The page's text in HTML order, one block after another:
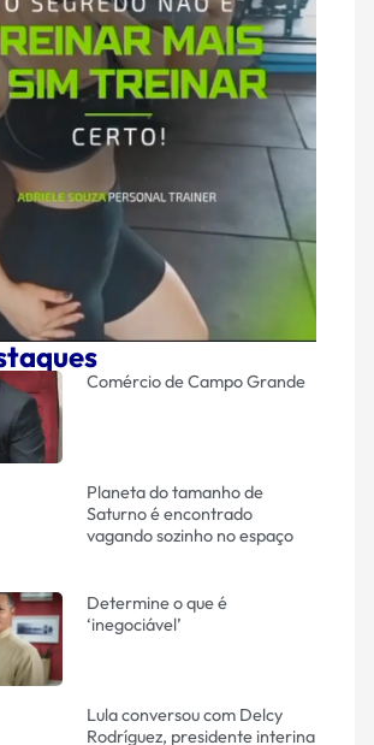
Comércio de Campo Grande
Planeta do tamanho de
Saturno é encontrado
vagando sozinho no espaço
Determine o que é
‘inegociável’
Lula conversou com Delcy
Rodríguez, presidente interina